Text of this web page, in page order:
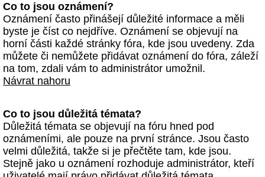
Co to jsou oznámení?
Oznámení často přinášejí důležité informace a měli
byste je číst co nejdříve. Oznámení se objevují na
horní části každé stránky fóra, kde jsou uvedeny. Zda
můžete či nemůžete přidávat oznámení do fóra, záleží
na tom, zdali vám to administrátor umožnil.
Návrat nahoru
Co to jsou důležitá témata?
Důležitá témata se objevují na fóru hned pod
oznámeními, ale pouze na první stránce. Jsou často
velmi důležitá, takže si je přečtěte tam, kde jsou.
Stejně jako u oznámení rozhoduje administrátor, kteří